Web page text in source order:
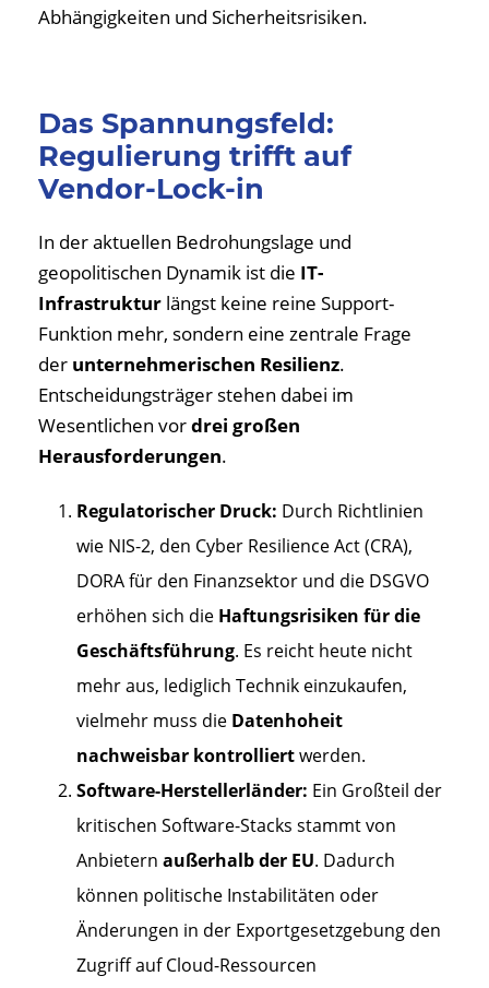
Abhängigkeiten und Sicherheitsrisiken.
Das Spannungsfeld:
Regulierung trifft auf
Vendor-Lock-in
In der aktuellen Bedrohungslage und
geopolitischen Dynamik ist die IT-
Infrastruktur längst keine reine Support-
Funktion mehr, sondern eine zentrale Frage
der unternehmerischen Resilienz.
Entscheidungsträger stehen dabei im
Wesentlichen vordrei großen
Herausforderungen.
Regulatorischer Druck: Durch Richtlinien
wie NIS-2, den Cyber Resilience Act (CRA),
DORA für den Finanzsektor und die DSGVO
erhöhen sich die Haftungsrisiken für die
Geschäftsführung. Es reicht heute nicht
mehr aus, lediglich Technik einzukaufen,
vielmehr muss die Datenhoheit
nachweisbar kontrolliertwerden.
Software-Herstellerländer: Ein Großteil der
kritischen Software-Stacks stammt von
Anbietern außerhalb der EU. Dadurch
können politische Instabilitäten oder
Änderungen in der Exportgesetzgebung den
Zugriff auf Cloud-Ressourcen